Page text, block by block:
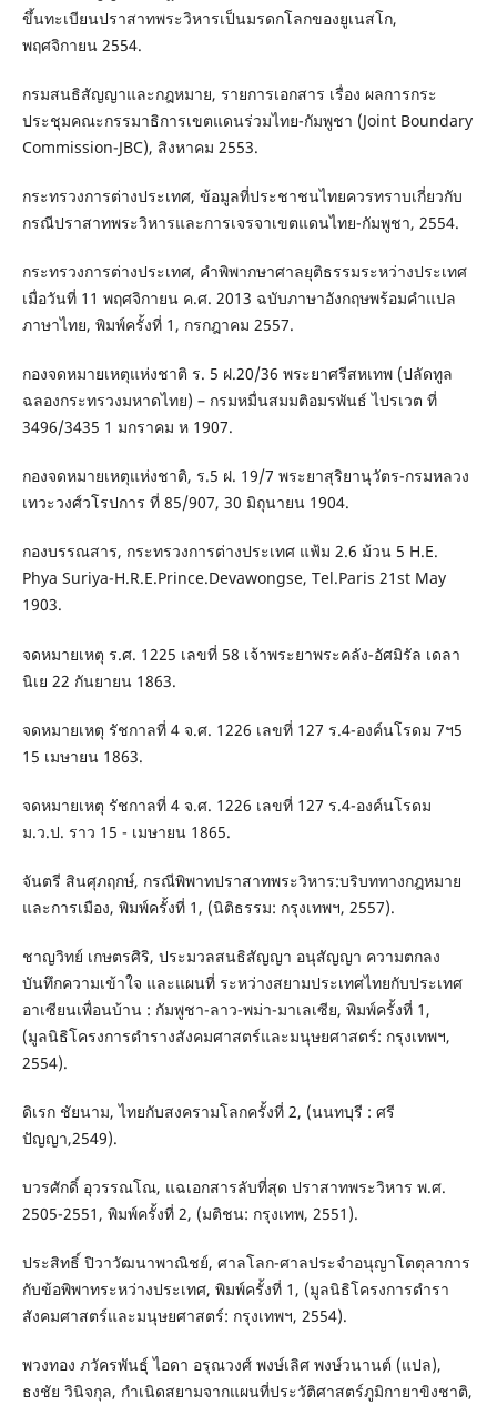
ขึ้นทะเบียนปราสาทพระวิหารเป็นมรดกโลกของยูเนสโก,
พฤศจิกายน 2554.
กรมสนธิสัญญาและกฎหมาย, รายการเอกสาร เรื่อง ผลการกระ
ประชุมคณะกรรมาธิการเขตแดนร่วมไทย-กัมพูชา (Joint Boundary
Commission-JBC), สิงหาคม 2553.
กระทรวงการต่างประเทศ, ข้อมูลที่ประชาชนไทยควรทราบเกี่ยวกับ
กรณีปราสาทพระวิหารและการเจรจาเขตแดนไทย-กัมพูชา, 2554.
กระทรวงการต่างประเทศ, คำพิพากษาศาลยุติธรรมระหว่างประเทศ
เมื่อวันที่ 11 พฤศจิกายน ค.ศ. 2013 ฉบับภาษาอังกฤษพร้อมคำแปล
ภาษาไทย, พิมพ์ครั้งที่ 1, กรกฎาคม 2557.
กองจดหมายเหตุแห่งชาติ ร. 5 ฝ.20/36 พระยาศรีสหเทพ (ปลัดทูล
ฉลองกระทรวงมหาดไทย) – กรมหมื่นสมมติอมรพันธ์ ไปรเวต ที่
3496/3435 1 มกราคม ห 1907.
กองจดหมายเหตุแห่งชาติ, ร.5 ฝ. 19/7 พระยาสุริยานุวัตร-กรมหลวง
เทวะวงศ์วโรปการ ที่ 85/907, 30 มิถุนายน 1904.
กองบรรณสาร, กระทรวงการต่างประเทศ แฟ้ม 2.6 ม้วน 5 H.E.
Phya Suriya-H.R.E.Prince.Devawongse, Tel.Paris 21st May
1903.
จดหมายเหตุ ร.ศ. 1225 เลขที่ 58 เจ้าพระยาพระคลัง-อัศมิรัล เดลา
นิเย 22 กันยายน 1863.
จดหมายเหตุ รัชกาลที่ 4 จ.ศ. 1226 เลขที่ 127 ร.4-องค์นโรดม 7ฯ5
15 เมษายน 1863.
จดหมายเหตุ รัชกาลที่ 4 จ.ศ. 1226 เลขที่ 127 ร.4-องค์นโรดม
ม.ว.ป. ราว 15 - เมษายน 1865.
จันตรี สินศุภฤกษ์, กรณีพิพาทปราสาทพระวิหาร:บริบททางกฎหมาย
และการเมือง, พิมพ์ครั้งที่ 1, (นิติธรรม: กรุงเทพฯ, 2557).
ชาญวิทย์ เกษตรศิริ, ประมวลสนธิสัญญา อนุสัญญา ความตกลง
บันทึกความเข้าใจ และแผนที่ ระหว่างสยามประเทศไทยกับประเทศ
อาเซียนเพื่อนบ้าน : กัมพูชา-ลาว-พม่า-มาเลเซีย, พิมพ์ครั้งที่ 1,
(มูลนิธิโครงการตำรางสังคมศาสตร์และมนุษยศาสตร์: กรุงเทพฯ,
2554).
ดิเรก ชัยนาม, ไทยกับสงครามโลกครั้งที่ 2, (นนทบุรี : ศรี
ปัญญา,2549).
บวรศักดิ์ อุวรรณโณ, แฉเอกสารลับที่สุด ปราสาทพระวิหาร พ.ศ.
2505-2551, พิมพ์ครั้งที่ 2, (มติชน: กรุงเทพ, 2551).
ประสิทธิ์ ปิวาวัฒนาพาณิชย์, ศาลโลก-ศาลประจำอนุญาโตตุลาการ
กับข้อพิพาทระหว่างประเทศ, พิมพ์ครั้งที่ 1, (มูลนิธิโครงการตำรา
สังคมศาสตร์และมนุษยศาสตร์: กรุงเทพฯ, 2554).
พวงทอง ภวัครพันธุ์ ไอดา อรุณวงศ์ พงษ์เลิศ พงษ์วนานต์ (แปล),
ธงชัย วินิจกุล, กำเนิดสยามจากแผนที่ประวัติศาสตร์ภูมิกายาขิงชาติ,